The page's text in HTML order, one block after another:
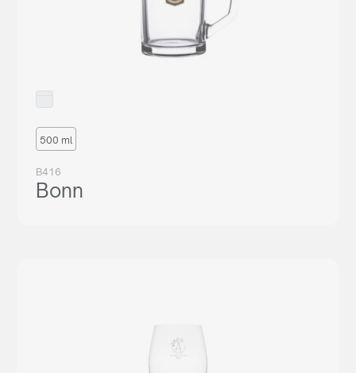
500 ml
B416
Bonn